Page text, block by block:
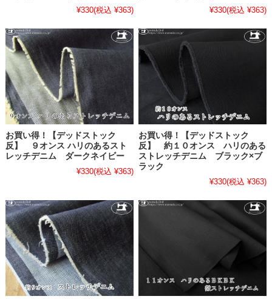
¥330(税込 ¥363)
¥330(税込 ¥363)
お買い得！【デッドストック
反】 ９オンス ハリのあるスト
レッチデニム ダークネイビー
¥330(税込 ¥363)
お買い得！【デッドストック
反】 約１０オンス ハリのある
ストレッチデニム ブラック×ブ
ラック
¥330(税込 ¥363)